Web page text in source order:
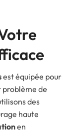
est équipée pour
de
des
haute
en